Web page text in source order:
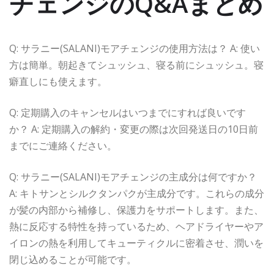
Q: サラニー(SALANI)モアチェンジの使用方法は？ A: 使い
方は簡単。朝起きてシュッシュ、寝る前にシュッシュ。寝
癖直しにも使えます。
Q: 定期購入のキャンセルはいつまでにすれば良いです
か？ A: 定期購入の解約・変更の際は次回発送日の10日前
までにご連絡ください。
Q: サラニー(SALANI)モアチェンジの主成分は何ですか？
A: キトサンとシルクタンパクが主成分です。これらの成分
が髪の内部から補修し、保護力をサポートします。また、
熱に反応する特性を持っているため、ヘアドライヤーやア
イロンの熱を利用してキューティクルに密着させ、潤いを
閉じ込めることが可能です。